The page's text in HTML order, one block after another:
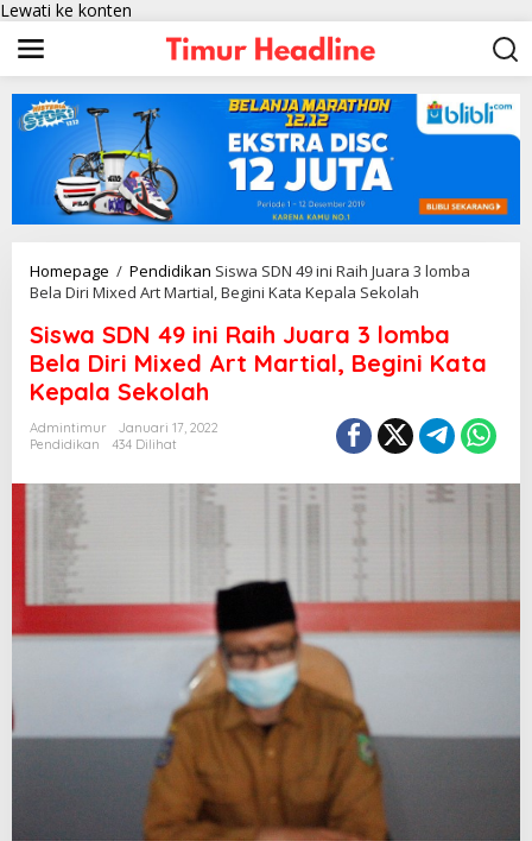
Lewati ke konten
Homepage / Pendidikan Siswa SDN 49 ini Raih Juara 3 lomba
Bela Diri Mixed Art Martial, Begini Kata Kepala Sekolah
Siswa SDN 49 ini Raih Juara 3 lomba
Bela Diri Mixed Art Martial, Begini Kata
Kepala Sekolah
Admintimur
Januari 17, 2022
Pendidikan
434 Dilihat